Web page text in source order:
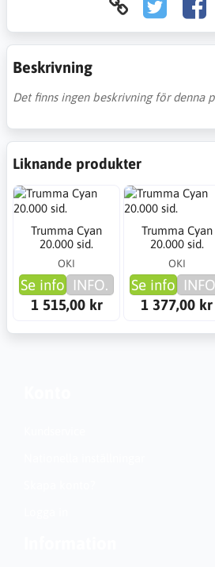
Beskrivning
Det finns ingen beskrivning för denna
Liknande produkter
Trumma Cyan
20.000 sid.
OKI
Se info INFO.
1 515,00 kr
Trumma Cyan
20.000 sid.
OKI
Se info
1 377,00 kr